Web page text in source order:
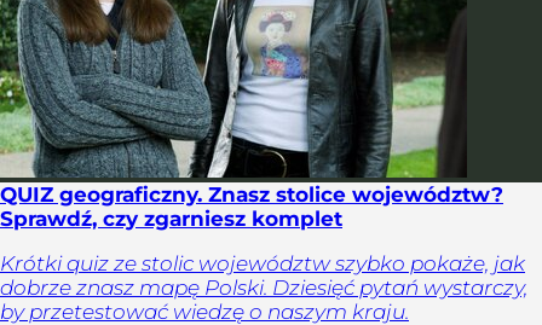
QUIZ geograficzny. Znasz stolice województw?
Sprawdź, czy zgarniesz komplet
Krótki quiz ze stolic województw szybko pokaże, jak
dobrze znasz mapę Polski. Dziesięć pytań wystarczy,
by przetestować wiedzę o naszym kraju.